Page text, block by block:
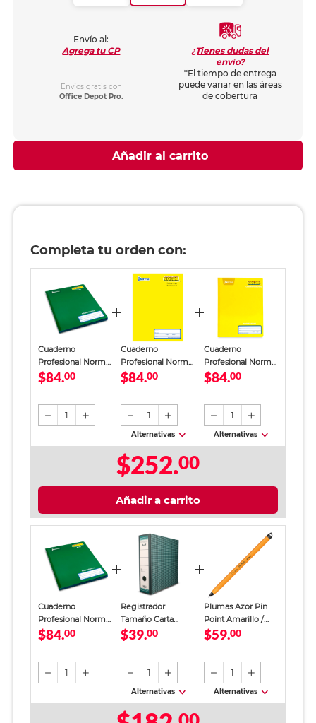
Envío al:
Agrega tu CP
Envíos gratis con
Office Depot Pro.
¿Tienes dudas del
envío?
*El tiempo de entrega
puede variar en las áreas
de cobertura
Añadir al carrito
Completa tu orden con:
Cuaderno
Profesional Norma
Color Raya 100
$84.00
1
Cuaderno
Profesional Norma
Color Doble Raya
$84.00
1
Alternativas
Cuaderno
Profesional Norma
Cuadro Grande 100
$84.00
1
Alternativas
$252.00
Añadir a carrito
Cuaderno
Profesional Norma
Color Raya 100
$84.00
1
Registrador
Tamaño Carta
Office Depot
$39.00
1
Alternativas
Plumas Azor Pin
Point Amarillo /
Punto fino / Tinta
$59.00
1
Alternativas